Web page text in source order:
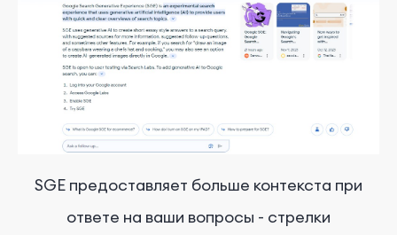
SGE предоставляет больше контекста при
ответе на ваши вопросы - стрелки